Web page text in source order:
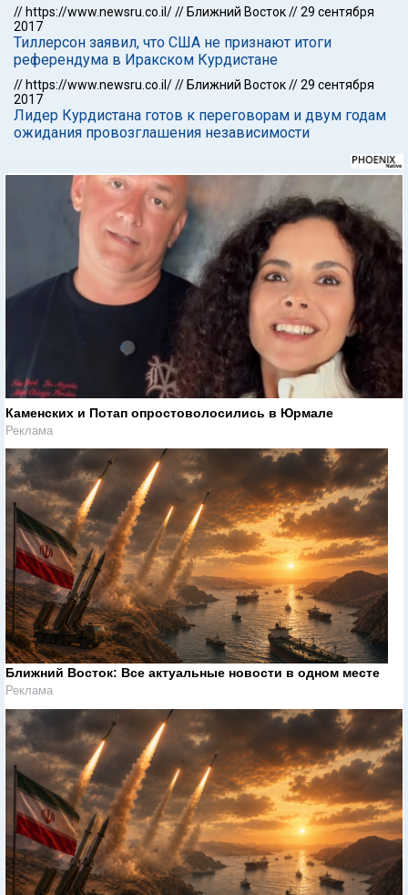
// https://www.newsru.co.il/// Ближний Восток//29 сентября
2017
Тиллерсон заявил, что США не признают итоги
референдума в Иракском Курдистане
// https://www.newsru.co.il/// Ближний Восток//29 сентября
2017
Лидер Курдистана готов к переговорам и двум годам
ожидания провозглашения независимости
Каменских и Потап опростоволосились в Юрмале
Реклама
Ближний Восток: Все актуальные новости в одном месте
Реклама